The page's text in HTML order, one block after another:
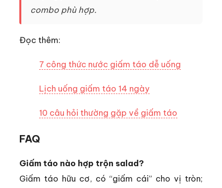
combo phù hợp.
Đọc thêm:
7 công thức nước giấm táo dễ uống
Lịch uống giấm táo 14 ngày
10 câu hỏi thường gặp về giấm táo
FAQ
Giấm táo nào hợp trộn salad?
Giấm táo hữu cơ, có “giấm cái” cho vị tròn;